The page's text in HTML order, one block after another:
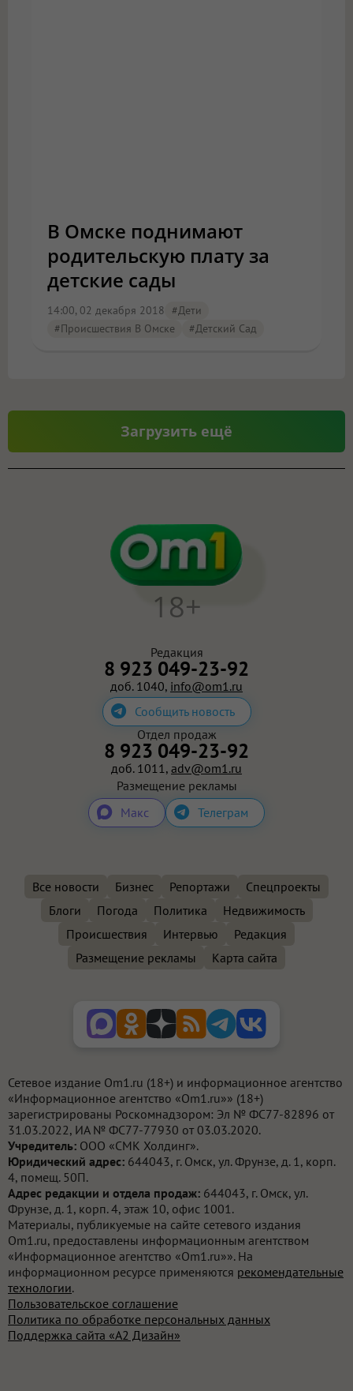
В Омске поднимают
родительскую плату за
детские сады
14:00, 02 декабря 2018 #дети
#Происшествия В Омске
#детский Сад
Загрузить ещё
Редакция
8 923 049-23-92
доб. 1040, info@om1.ru
Сообщить новость
18+
Отдел продаж
8 923 049-23-92
доб. 1011, adv@om1.ru
Размещение рекламы
Макс
Телеграм
Все новости Бизнес Репортажи
Спецпроекты
Блоги
Погода Политика
Недвижимость
Происшествия
Интервью
Редакция
Размещение рекламы
Карта сайта
Сетевое издание Om1.ru (18+) и информационное агентство
«Информационное агентство «Om1.ru»» (18+)
зарегистрированы Роскомнадзором: Эл № ФС77-82896 от
31.03.2022, ИА № ФС77-77930 от 03.03.2020.
Учредитель: ООО «СМК Холдинг».
Юридический адрес: 644043, г. Омск, ул. Фрунзе, д. 1, корп.
4, помещ. 50П.
Адрес редакции и отдела продаж: 644043, г. Омск, ул.
Фрунзе, д. 1, корп. 4, этаж 10, офис 1001.
Материалы, публикуемые на сайте сетевого издания
Om1.ru, предоставлены информационным агентством
«Информационное агентство «Om1.ru»». На
информационном ресурсе применяются рекомендательные
технологии.
Пользовательское соглашение
Политика по обработке персональных данных
Поддержка сайта «А2 Дизайн»